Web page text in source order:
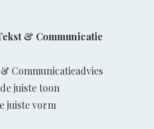
& Communicatie
Communicatieadvies
juiste toon
juiste vorm